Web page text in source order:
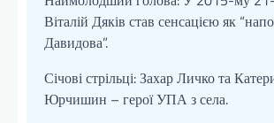
Віталій Дяків став сенсацією як
Давидова”.
Січові стрільці: Захар Личко та
Юрчишин – герої УПА з села.